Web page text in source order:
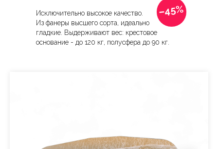
–45%
Исключительно высокое качество.
Из фанеры высшего сорта, идеально
гладкие. Выдерживают вес: крестовое
основание - до 120 кг, полусфера до 90 кг.